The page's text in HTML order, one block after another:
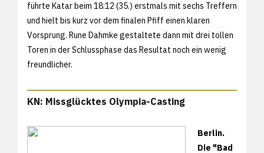
führte Katar beim 18:12 (35.) erstmals mit sechs Treffern
und hielt bis kurz vor dem finalen Pfiff einen klaren
Vorsprung. Rune Dahmke gestaltete dann mit drei tollen
Toren in der Schlussphase das Resultat noch ein wenig
freundlicher.
KN: Missglücktes Olympia-Casting
Berlin.
Die "Bad